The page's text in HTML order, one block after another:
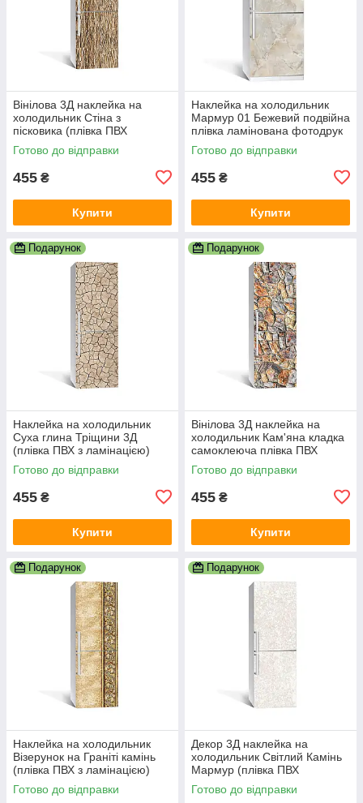
Вінілова 3Д наклейка на
холодильник Стіна з
пісковика (плівка ПВХ
фотодрук) 600х1800 мм
Текстури Коричневий
Готово до відправки
455 ₴
Купити
Наклейка на холодильник
Мармур 01 Бежевий подвійна
плівка ламінована фотодрук
під камінь 600х1800 мм
Готово до відправки
455 ₴
Купити
Подарунок
Наклейка на холодильник
Суха глина Тріщини 3Д
(плівка ПВХ з ламінацією)
600х1800 мм Текстури
Бежевий
Готово до відправки
455 ₴
Купити
Подарунок
Вінілова 3Д наклейка на
холодильник Кам'яна кладка
самоклеюча плівка ПВХ
каміння стіна Текстури
Коричневий
Готово до відправки
455 ₴
Купити
Подарунок
Наклейка на холодильник
Візерунок на Граніті камінь
(плівка ПВХ з ламінацією)
600х1800 мм Текстури
Бежевий
Готово до відправки
Подарунок
Декор 3Д наклейка на
холодильник Світлий Камінь
Мармур (плівка ПВХ
фотодрук) 600х1800 мм
Текстури
Готово до відправки